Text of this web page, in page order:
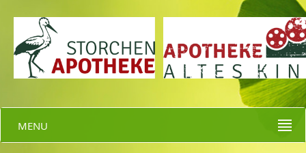
MENU